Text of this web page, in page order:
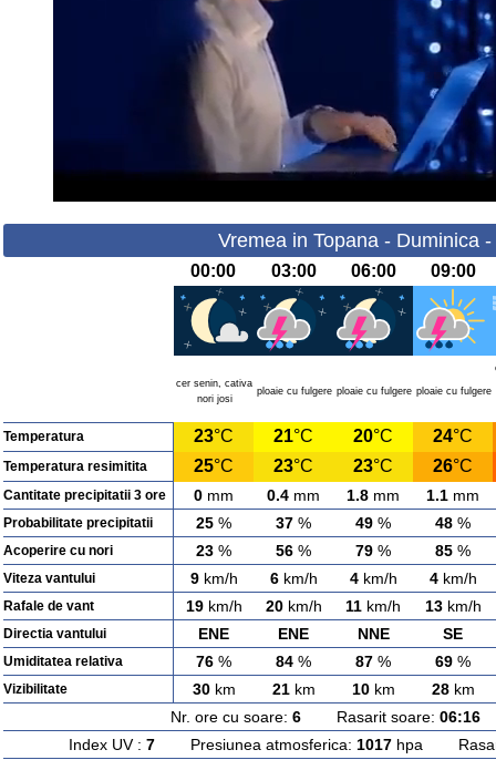
Vremea in Topana - Duminica
00:00 03:00 06:00 09:00
cer senin, cativa
nori josi
ploaie cu fulgere ploaie cu fulgere ploaie cu fulgere
Temperatura 23°C 21°C 20°C 24°C
Temperatura resimitita 25°C 23°C 23°C 26°C
Cantitate precipitatii 3 ore 0 mm 0.4 mm 1.8 mm 1.1 mm
Probabilitate precipitatii 25 % 37 % 49 % 48 %
Acoperire cu nori 23 % 56 % 79 % 85 %
Viteza vantului 9km/h 6km/h 4km/h 4km/h
Rafale de vant 19km/h 20km/h 11 km/h 13km/h
Directia vantului ENE ENE NNE SE
Umiditatea relativa 76 % 84 % 87 % 69 %
Vizibilitate 30km 21km 10km 28km
Nr. ore cu soare: 6Rasarit soare: 06:16
Index UV : 7Presiunea atmosferica: 1017hpa